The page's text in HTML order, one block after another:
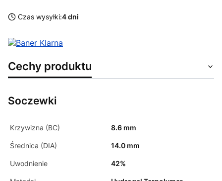
Czas wysyłki:4 dni
Cechy produktu
Soczewki
Krzywizna (BC) 8.6 mm
Średnica (DIA) 14.0 mm
Uwodnienie 42%